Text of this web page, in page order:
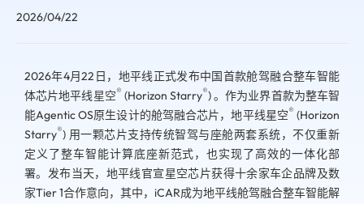
2026/04/22
2026年4月22日，地平线正式发布中国首款舱驾融合整车智能
体芯片地平线星空® (Horizon Starry®) 。作为业界首款为整车智
能Agentic OS原生设计的舱驾融合芯片，地平线星空® (Horizon
Starry®) 用一颗芯片支持传统智驾与座舱两套系统，不仅重新
定义了整车智能计算底座新范式，也实现了高效的一体化部
署。发布当天，地平线官宣星空芯片获得十余家车企品牌及数
家Tier 1合作意向，其中，iCAR成为地平线舱驾融合整车智能解